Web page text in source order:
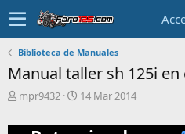
Biblioteca de Manuales
Manual taller sh 125i en
T
m
mpr9432
F
c
14 Mar 2014